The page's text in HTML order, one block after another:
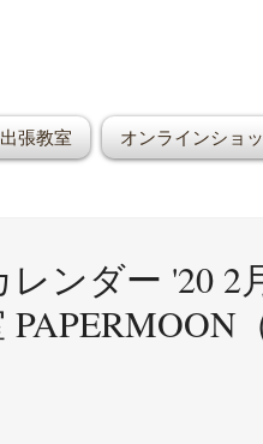
出張教室 オンラインショ
ンダー '20 2